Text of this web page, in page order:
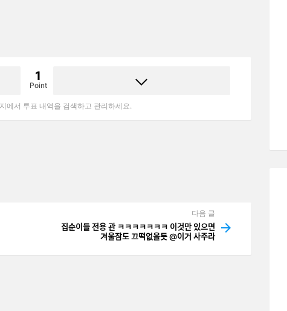
1
Point
에서 투표 내역을 검색하고 관리하세요.
다음 글
집순이들 전용 관 ㅋㅋㅋㅋㅋㅋㅋ 이것만 있으면
겨울잠도 끄떡없을듯 @이거 사주라